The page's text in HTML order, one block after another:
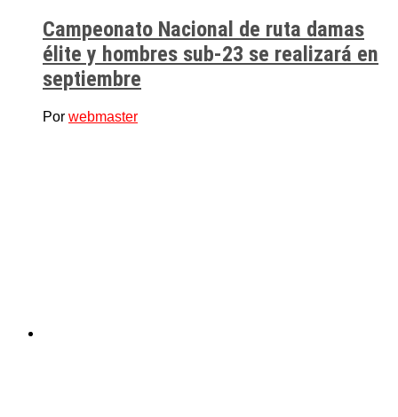
Campeonato Nacional de ruta damas
élite y hombres sub-23 se realizará en
septiembre
Por webmaster